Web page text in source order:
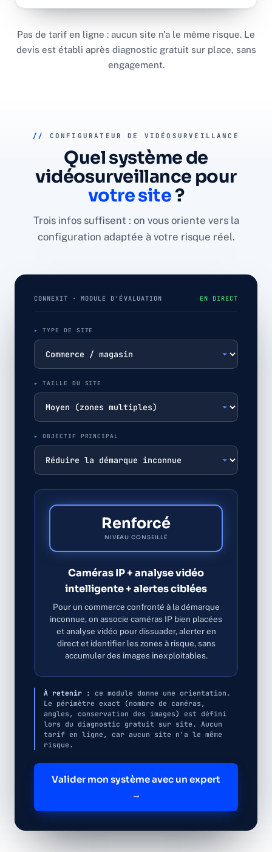
Pas de tarif en ligne : aucun site n'a le même risque. Le
devis est établi après diagnostic gratuit sur place, sans
engagement.
// CONFIGURATEUR DE VIDÉOSURVEILLANCE
Quel système de
vidéosurveillance pour
votre site?
Trois infos suffisent : on vous oriente vers la
configuration adaptée à votre risque réel.
CONNEXIT · MODULE D'ÉVALUATION EN DIRECT
TYPE DE SITE
TAILLE DU SITE
OBJECTIF PRINCIPAL
Renforcé
NIVEAU CONSEILLÉ
Caméras IP + analyse vidéo
intelligente + alertes ciblées
Pour un commerce confronté à la démarque
inconnue, on associe caméras IP bien placées
et analyse vidéo pour dissuader, alerter en
direct et identifier les zones à risque, sans
accumuler des images inexploitables.
À retenir :
ce module donne une orientation.
Le périmètre exact (nombre de caméras,
angles, conservation des images) est défini
lors du diagnostic gratuit sur site. Aucun
tarif en ligne, car aucun site n'a le même
risque.
Valider mon système avec un expert
→